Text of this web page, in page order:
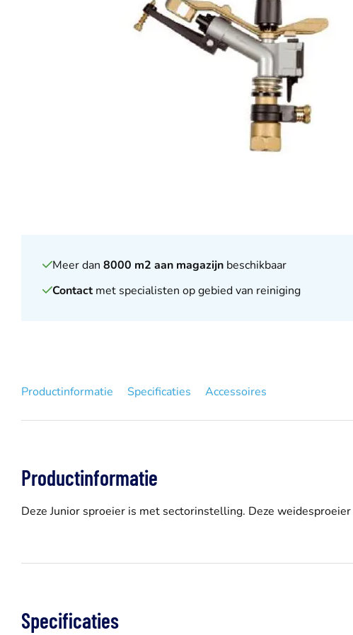
Meer dan 8000 m2 aan magazijn beschikbaar
Contactmet specialisten op gebied van reiniging
Productinformatie Specificaties Accessoires
Productinformatie
Deze Junior sproeier is met sectorinstelling. Deze
Specificaties